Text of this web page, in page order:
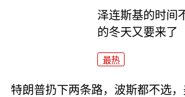
泽连斯基的时间
的冬天又要来了
最热
特朗普扔下两条路，波斯都不选